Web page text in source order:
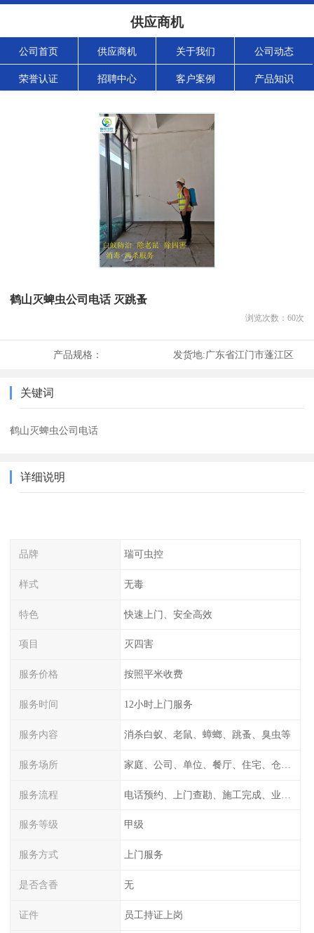
供应商机
公司首页 供应商机 关于我们 公司动态
荣誉认证 招聘中心 客户案例 产品知识
鹤山灭蜱虫公司电话 灭跳蚤
浏览次数： 60次
产品规格： 发货地:广东省江门市蓬江区
关键词
鹤山灭蜱虫公司电话
详细说明
品牌 瑞可虫控
样式 无毒
特色 快速上门、安全高效
项目 灭四害
服务价格 按照平米收费
服务时间 12小时上门服务
服务内容 消杀白蚁、老鼠、蟑螂、跳蚤、臭虫等
服务场所
服务流程
服务等级 甲级
服务方式 上门服务
是否含香 无
证件 员工持证上岗